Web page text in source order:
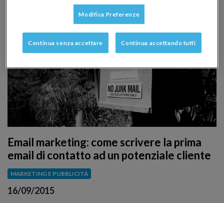
Email marketing: come scrivere la prima
email di contatto ad un potenziale cliente
MARKETING E PUBBLICITÀ
16/09/2015
Modifica Preferenze
Continua senza accettare Continua accettando tutti